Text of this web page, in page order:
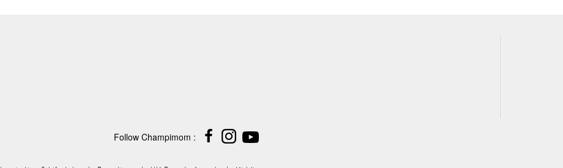
Follow Champimom :